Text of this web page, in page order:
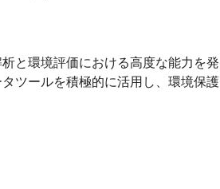
と環境評価における高度な能力を発
ツールを積極的に活用し、環境保護